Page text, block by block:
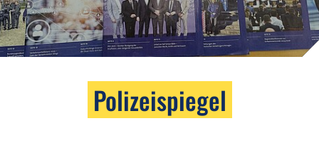
Polizeispiegel